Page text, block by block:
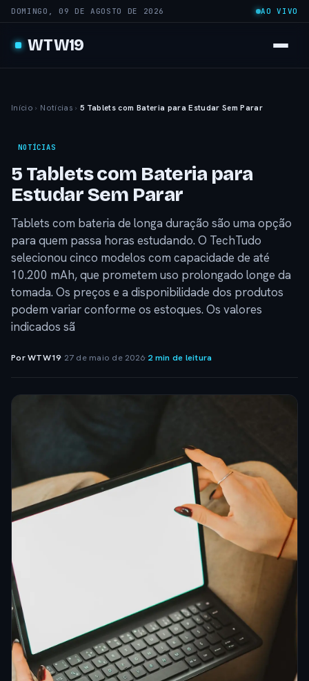
DOMINGO, 09 DE AGOSTO DE 2026 AO VIVO
WTW19
Início › Notícias › 5 Tablets com Bateria para Estudar Sem Parar
NOTÍCIAS
5 Tablets com Bateria para
Estudar Sem Parar
Tablets com bateria de longa duração são uma opção
para quem passa horas estudando. O TechTudo
selecionou cinco modelos com capacidade de até
10.200 mAh, que prometem uso prolongado longe da
tomada. Os preços e a disponibilidade dos produtos
podem variar conforme os estoques. Os valores
indicados sã
Por WTW19· 27 de maio de 2026·2 min de leitura